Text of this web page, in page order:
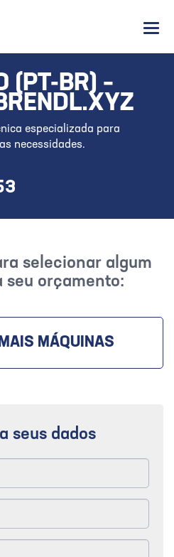
(PT-BR) –
especializada para
necessidades.
selecionar algum
seu orçamento:
MÁQUINAS
seus dados